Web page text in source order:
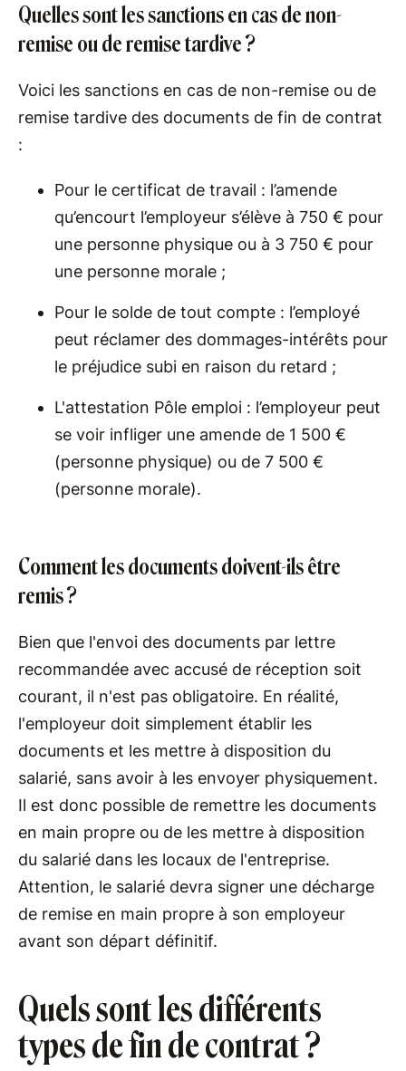
Quelles sont les sanctions en cas de non-
remise ou de remise tardive ?
Voici les sanctions en cas de non-remise ou de
remise tardive des documents de fin de contrat
:
Pour le certificat de travail : l’amende
qu’encourt l’employeur s’élève à 750 € pour
une personne physique ou à 3 750 € pour
une personne morale ;
Pour le solde de tout compte : l’employé
peut réclamer des dommages-intérêts pour
le préjudice subi en raison du retard ;
L'attestation Pôle emploi : l’employeur peut
se voir infliger une amende de 1 500 €
(personne physique) ou de 7 500 €
(personne morale).
Comment les documents doivent-ils être
remis ?
Bien que l'envoi des documents par lettre
recommandée avec accusé de réception soit
courant, il n'est pas obligatoire. En réalité,
l'employeur doit simplement établir les
documents et les mettre à disposition du
salarié, sans avoir à les envoyer physiquement.
Il est donc possible de remettre les documents
en main propre ou de les mettre à disposition
du salarié dans les locaux de l'entreprise.
Attention, le salarié devra signer une décharge
de remise en main propre à son employeur
avant son départ définitif.
Quels sont les différents
types de fin de contrat ?